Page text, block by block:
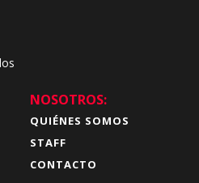
NOSOTROS:
QUIÉNES SOMOS
STAFF
CONTACTO